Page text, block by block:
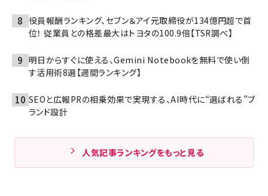
役員報酬ランキング、セブン＆アイ元取締役が134億円超で首
位！ 従業員との格差最大はトヨタの100.9倍【TSR調べ】
明日からすぐに使える、Gemini Notebookを無料で使い倒
す活用術8選【週間ランキング】
SEOと広報PRの相乗効果で実現する、AI時代に“選ばれる”ブ
ランド設計
人気記事ランキングをもっと見る